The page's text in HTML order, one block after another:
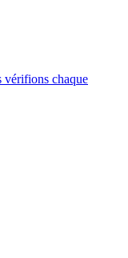
vérifions chaque